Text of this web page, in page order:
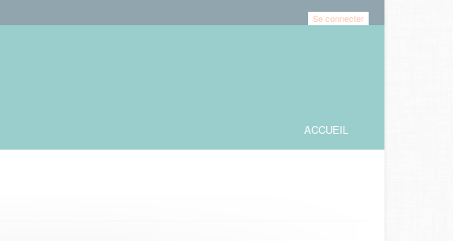
Se connecter
ACCUEIL